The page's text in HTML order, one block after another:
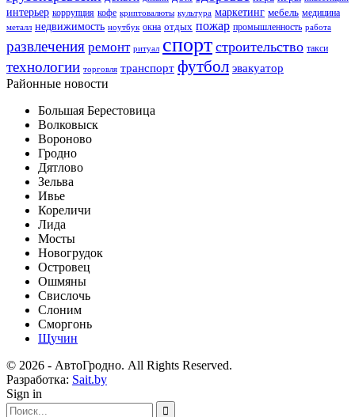
интерьер коррупция кофе криптовалюты культура маркетинг мебель медицина
металл недвижимость ноутбук окна отдых пожар промышленность работа
развлечения ремонт ритуал спорт строительство такси
технологии торговля транспорт футбол эвакуатор
Районные новости
Большая Берестовица
Волковыск
Вороново
Гродно
Дятлово
Зельва
Ивье
Кореличи
Лида
Мосты
Новогрудок
Островец
Ошмяны
Свислочь
Слоним
Сморгонь
Щучин
© 2026 - АвтоГродно. All Rights Reserved.
Разработка: Sait.by
Sign in